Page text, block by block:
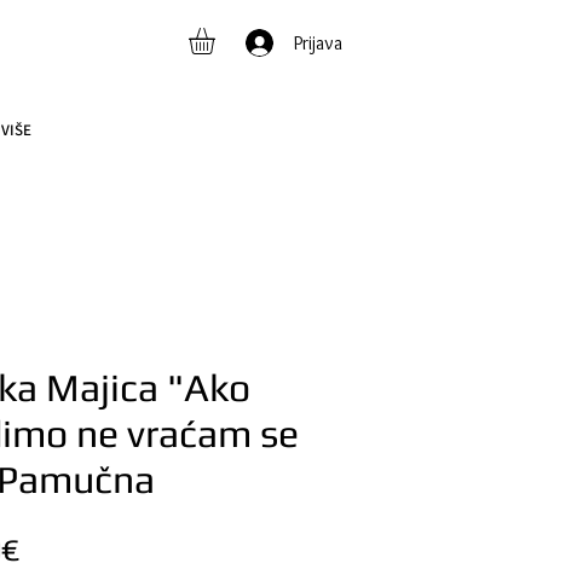
Prijava
VIŠE
Majica "Ako
ne vraćam se